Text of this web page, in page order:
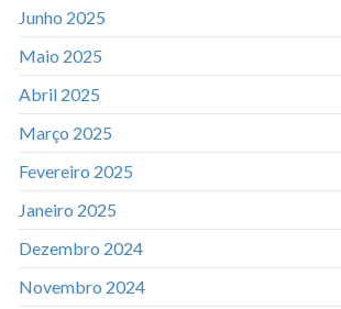
Junho 2025
Maio 2025
Abril 2025
Março 2025
Fevereiro 2025
Janeiro 2025
Dezembro 2024
Novembro 2024